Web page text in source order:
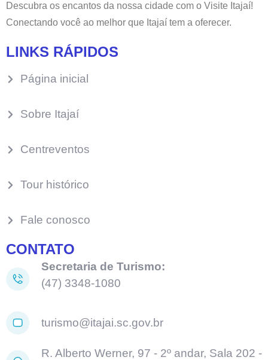
Descubra os encantos da nossa cidade com o Visite Itajaí!
Conectando você ao melhor que Itajaí tem a oferecer.
LINKS RÁPIDOS
Página inicial
Sobre Itajaí
Centreventos
Tour histórico
Fale conosco
CONTATO
Secretaria de Turismo:
(47) 3348-1080
turismo@itajai.sc.gov.br
R. Alberto Werner, 97 - 2º andar, Sala 202 -